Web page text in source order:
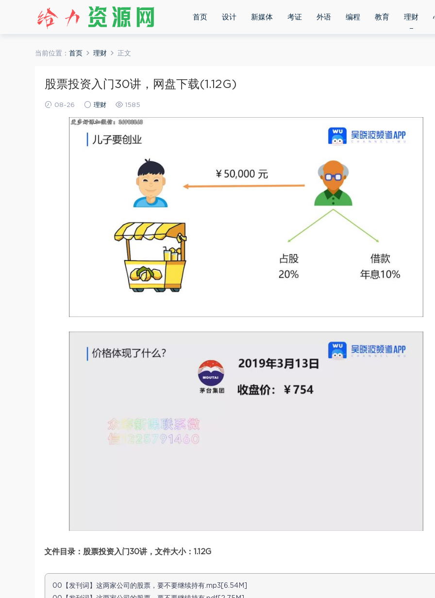
首页 设计 新媒体 考证 外语 编程 教育 理财
当前位置： 首页 理财 正文
股票投资入门30讲，网盘下载(1.12G)
08-26 理财 1585
文件目录：股票投资入门30讲，文件大小：1.12G
00【发刊词】这两家公司的股票，要不要继续持有.mp3[6.54M]